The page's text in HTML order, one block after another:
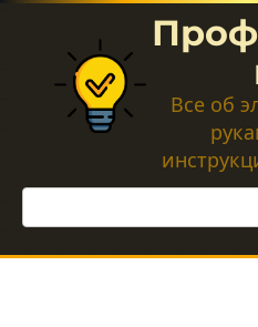
Перейти
контенту
Все об
Поиск: